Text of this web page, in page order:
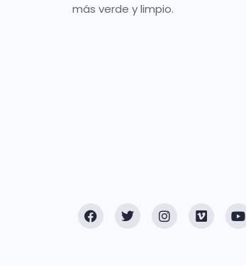
más verde y limpio.